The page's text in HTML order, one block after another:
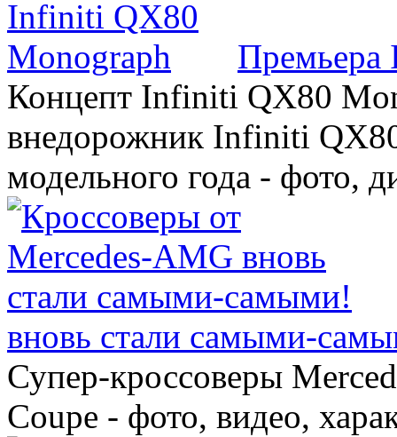
Премьера
Концепт Infiniti QX80
внедорожник Infiniti
модельного года - фото,
вновь стали самыми-
Супер-кроссоверы
Coupe - фото, видео,